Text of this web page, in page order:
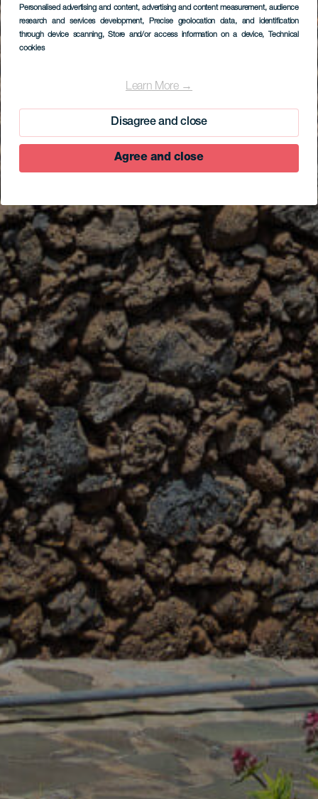
Personalised advertising and content, advertising and content measurement, audience
research and services development, Precise geolocation data, and identification
through device scanning, Store and/or access information on a device, Technical
cookies
Learn More →
Disagree and close
Agree and close